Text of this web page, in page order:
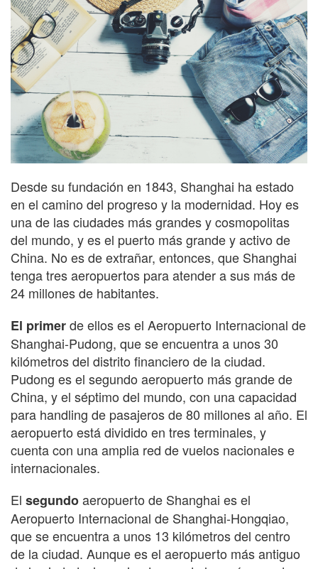
Desde su fundación en 1843, Shanghai ha estado
en el camino del progreso y la modernidad. Hoy es
una de las ciudades más grandes y cosmopolitas
del mundo, y es el puerto más grande y activo de
China. No es de extrañar, entonces, que Shanghai
tenga tres aeropuertos para atender a sus más de
24 millones de habitantes.
El primerde ellos es el Aeropuerto Internacional de
Shanghai-Pudong, que se encuentra a unos 30
kilómetros del distrito financiero de la ciudad.
Pudong es el segundo aeropuerto más grande de
China, y el séptimo del mundo, con una capacidad
para handling de pasajeros de 80 millones al año. El
aeropuerto está dividido en tres terminales, y
cuenta con una amplia red de vuelos nacionales e
internacionales.
El segundoaeropuerto de Shanghai es el
Aeropuerto Internacional de Shanghai-Hongqiao,
que se encuentra a unos 13 kilómetros del centro
de la ciudad. Aunque es el aeropuerto más antiguo